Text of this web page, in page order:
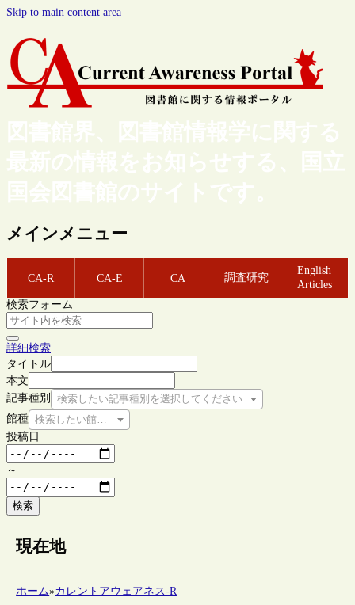
Skip to main content area
図書館界、図書館情報学に関する
最新の情報をお知らせする、国立
国会図書館のサイトです。
メインメニュー
CA-R CA-E CA 調査研究
English
Articles
検索フォーム
詳細検索
タイトル
本文
記事種別
検索したい記事種別を選択してください
館種 検索したい館種を選択してください
投稿日
～
検索
現在地
ホーム»カレントアウェアネス-R